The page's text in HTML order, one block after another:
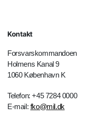
Kontakt
Forsvarskommandoen
Holmens Kanal 9
1060 København K
Telefon: +45 7284 0000
E-mail: fko@mil.dk